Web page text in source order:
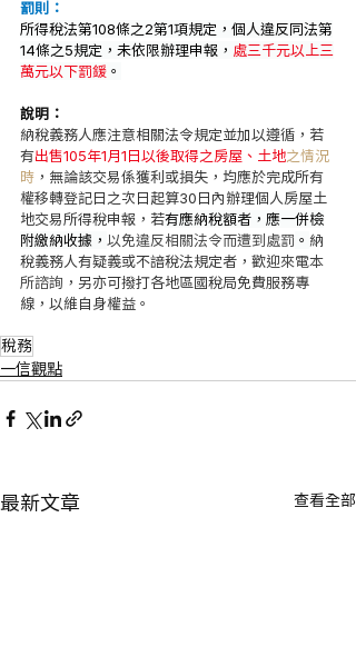
罰則：
所得稅法第108條之2第1項規定，個人違反同法第
14條之5規定，未依限辦理申報， 處三千元以上三
萬元以下罰鍰 。
說明：
納稅義務人應注意相關法令規定並加以遵循，若
有出售105年1月1日以後取得之房屋、土地之情況
時 ，無論該交易係獲利或損失，均應於完成所有
權移轉登記日之次日起算30日內辦理個人房屋土
地交易所得稅申報，若有應納稅額者，應一併檢
附繳納收據， 以免違反相關法令而遭到處罰 。 納
稅義務人有疑義或不諳稅法規定者，歡迎來電本
所諮詢 ，另亦可撥打各地區國稅局免費服務專
線，以維自身權益。
稅務
一信觀點
最新文章 查看全部